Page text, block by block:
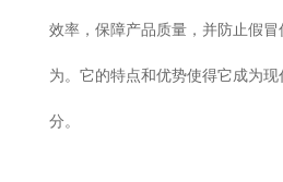
效率，保障产品质量，并防止假
为。它的特点和优势使得它成为
分。